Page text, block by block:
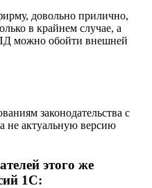
довольно прилично,
в крайнем случае, а
можно обойти внешней
законодательства с
не актуальную версию
этого же
1С: